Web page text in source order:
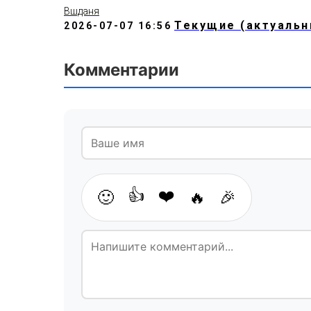
Вшданя
2026-07-07 16:56 Текущие
Комментарии
🙂 👍 ❤️ 🔥 🎉